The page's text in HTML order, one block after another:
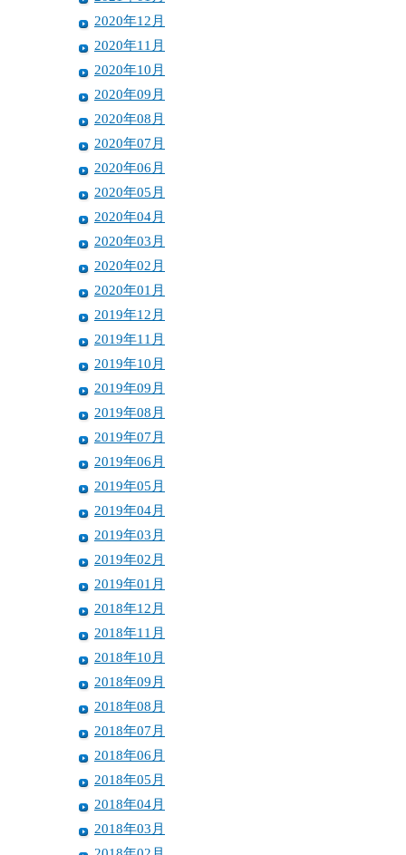
2020年12月
2020年11月
2020年10月
2020年09月
2020年08月
2020年07月
2020年06月
2020年05月
2020年04月
2020年03月
2020年02月
2020年01月
2019年12月
2019年11月
2019年10月
2019年09月
2019年08月
2019年07月
2019年06月
2019年05月
2019年04月
2019年03月
2019年02月
2019年01月
2018年12月
2018年11月
2018年10月
2018年09月
2018年08月
2018年07月
2018年06月
2018年05月
2018年04月
2018年03月